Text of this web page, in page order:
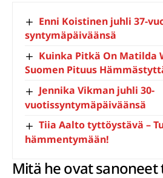
Enni Koistinen juhli 37-
syntymäpäiväänsä
Kuinka Pitkä On Matilda
Suomen Pituus
Jennika Vikman juhli 30-
vuotissyntymäpäiväänsä
Tiia Aalto tyttöystävä –
hämmentymään!
Mitä he ovat sanoneet